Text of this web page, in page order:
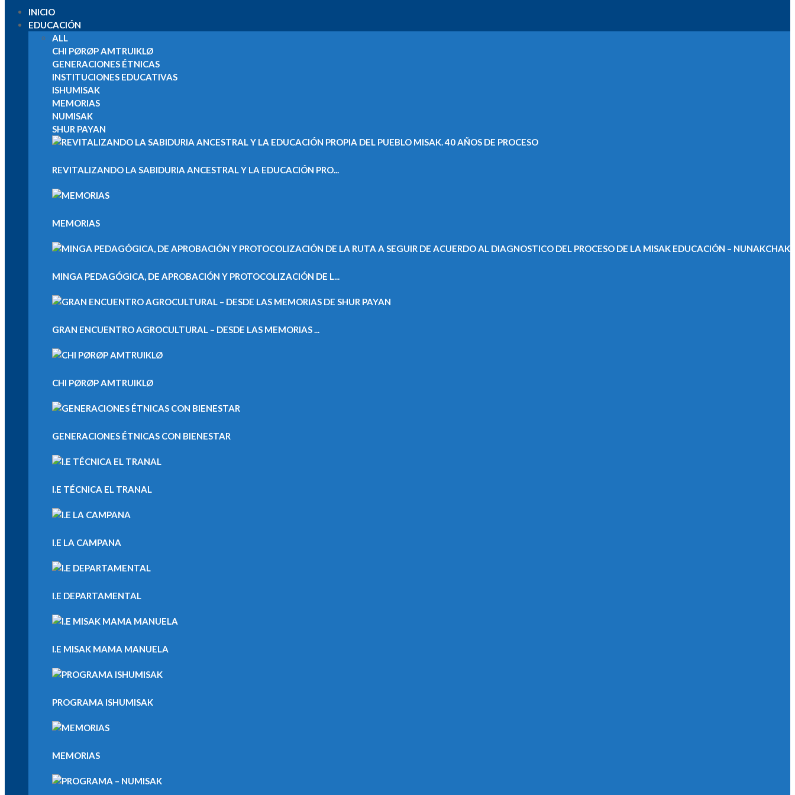
INICIO
EDUCACIÓN
ALL
CHI PØRØP AMTRUIKLØ
GENERACIONES ÉTNICAS
INSTITUCIONES EDUCATIVAS
ISHUMISAK
MEMORIAS
NUMISAK
SHUR PAYAN
REVITALIZANDO LA SABIDURIA ANCESTRAL Y LA EDUCACIÓN PRO...
MEMORIAS
MINGA PEDAGÓGICA, DE APROBACIÓN Y PROTOCOLIZACIÓN DE L...
GRAN ENCUENTRO AGROCULTURAL – DESDE LAS MEMORIAS ...
CHI PØRØP AMTRUIKLØ
GENERACIONES ÉTNICAS CON BIENESTAR
I.E TÉCNICA EL TRANAL
I.E LA CAMPANA
I.E DEPARTAMENTAL
I.E MISAK MAMA MANUELA
PROGRAMA ISHUMISAK
MEMORIAS